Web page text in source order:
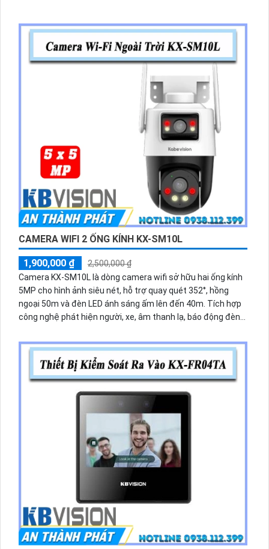
CAMERA WIFI 2 ỐNG KÍNH KX-SM10L
1,900,000 ₫
2,500,000 ₫
Camera KX-SM10L là dòng camera wifi sở hữu hai ống kính
5MP cho hình ảnh siêu nét, hỗ trợ quay quét 352°, hồng
ngoại 50m và đèn LED ánh sáng ấm lên đến 40m. Tích hợp
công nghệ phát hiện người, xe, âm thanh lạ, báo động đèn
thoại 2 chiều mạnh mẽ qua app điều khiển.